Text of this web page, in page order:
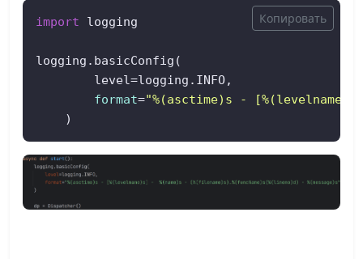
import logging
logging.basicConfig(
        level=logging.INFO,
format="%(asctime)s -
    )
Копировать